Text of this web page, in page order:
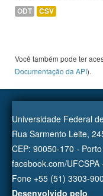
ODT CSV
Você também pode ter
Documentação da API).
Universidade Federal
Rua Sarmento Leite,
CEP: 90050-170 -
facebook.com/UFCSPA
Fone +55 (51) 3303-
Desenvolvido pelo